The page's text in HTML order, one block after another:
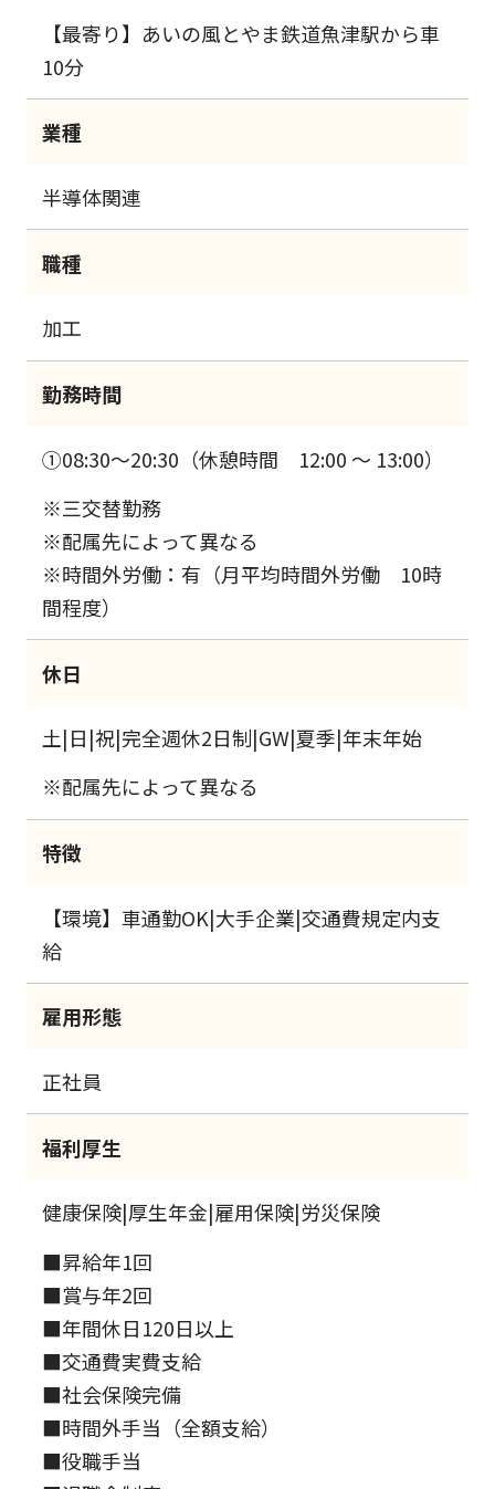
【最寄り】あいの風とやま鉄道魚津駅から車
10分
業種
半導体関連
職種
加工
勤務時間
①08:30～20:30（休憩時間 12:00 ～ 13:00）
※三交替勤務
※配属先によって異なる
※時間外労働：有（月平均時間外労働 10時
間程度）
休日
土|日|祝|完全週休2日制|GW|夏季|年末年始
※配属先によって異なる
特徴
【環境】車通勤OK|大手企業|交通費規定内支
給
雇用形態
正社員
福利厚生
健康保険|厚生年金|雇用保険|労災保険
■昇給年1回
■賞与年2回
■年間休日120日以上
■交通費実費支給
■社会保険完備
■時間外手当（全額支給）
■役職手当